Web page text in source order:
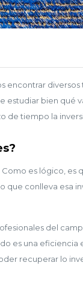
encontrar diversos
bien qué
de tiempo la
es lógico, es
conlleva esa
del
es una
recuperar lo